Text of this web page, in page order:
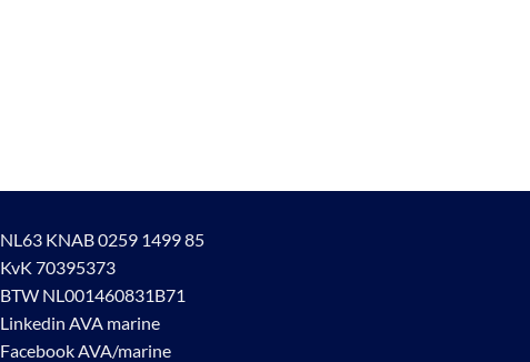
NL63 KNAB 0259 1499 85
KvK 70395373
BTW NL001460831B71
Linkedin AVA marine
Facebook AVA/marine